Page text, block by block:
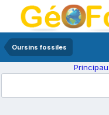
Oursins fossiles